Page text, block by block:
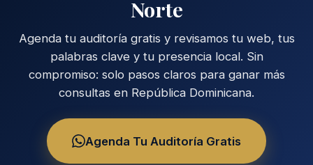
Norte
Agenda tu auditoría gratis y revisamos tu web, tus
palabras clave y tu presencia local. Sin
compromiso: solo pasos claros para ganar más
consultas en República Dominicana.
Agenda Tu Auditoría Gratis